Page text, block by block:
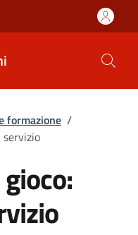
formazione /
servizio